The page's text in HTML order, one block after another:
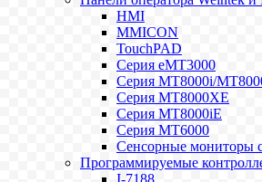
HMI
MMICON
TouchPAD
Серия eMT3000
Серия MT8000i/
Серия MT8000XE
Серия MT8000iE
Серия MT6000
Сенсорные мониторы
Программируемые
I-7188